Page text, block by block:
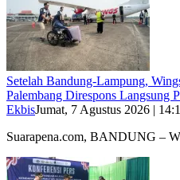
Setelah Bandung-Lampung,
Palembang Direspons Langsung
EkbisJumat, 7 Agustus 2026 |
Suarapena.com, BANDUNG –